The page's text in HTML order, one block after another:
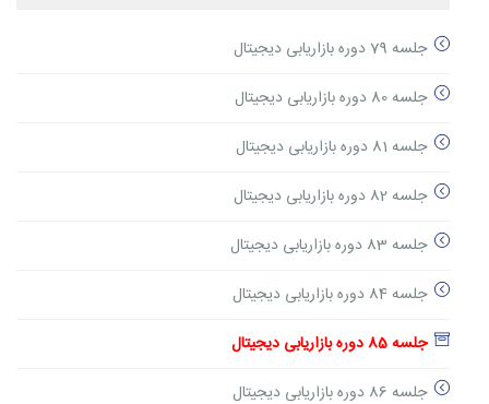
جلسه 79 دوره بازاریابی دیجیتال
جلسه 80 دوره بازاریابی دیجیتال
جلسه 81 دوره بازاریابی دیجیتال
جلسه 82 دوره بازاریابی دیجیتال
جلسه 83 دوره بازاریابی دیجیتال
جلسه 84 دوره بازاریابی دیجیتال
جلسه 85 دوره بازاریابی دیجیتال
جلسه 86 دوره بازاریابی دیجیتال